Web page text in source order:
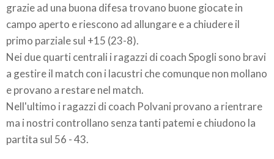
grazie ad una buona difesa trovano buone giocate in
campo aperto e riescono ad allungare e a chiudere il
primo parziale sul +15 (23-8).
Nei due quarti centrali i ragazzi di coach Spogli sono bravi
a gestire il match con i lacustri che comunque non mollano
e provano a restare nel match.
Nell'ultimo i ragazzi di coach Polvani provano a rientrare
ma i nostri controllano senza tanti patemi e chiudono la
partita sul 56 - 43.